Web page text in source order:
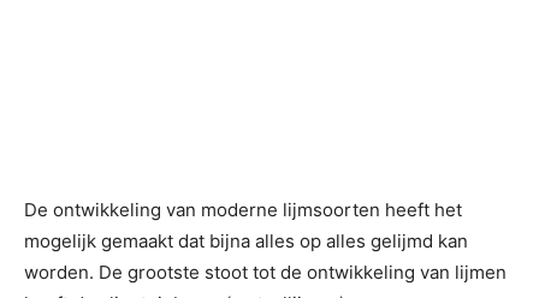
De ontwikkeling van moderne lijmsoorten heeft het
mogelijk gemaakt dat bijna alles op alles gelijmd kan
worden. De grootste stoot tot de ontwikkeling van lijmen